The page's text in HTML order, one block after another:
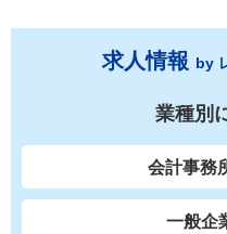
求人情報 by
業種別
会計事務
一般企